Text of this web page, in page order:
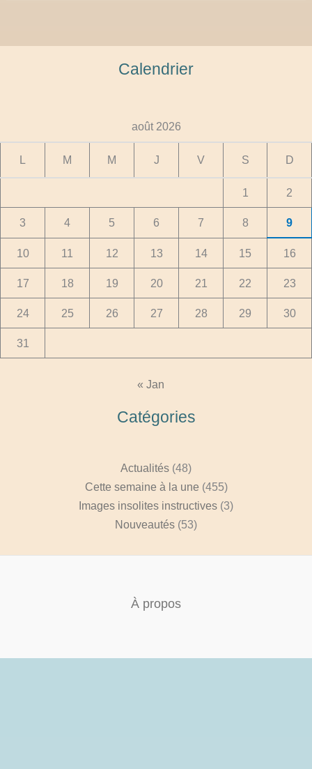
Calendrier
août 2026
L M M J V S D
1 2
3 4 5 6 7 8 9
10 11 12 13 14 15 16
17 18 19 20 21 22 23
24 25 26 27 28 29 30
31
« Jan
Catégories
Actualités (48)
Cette semaine à la une (455)
Images insolites instructives (3)
Nouveautés (53)
À propos